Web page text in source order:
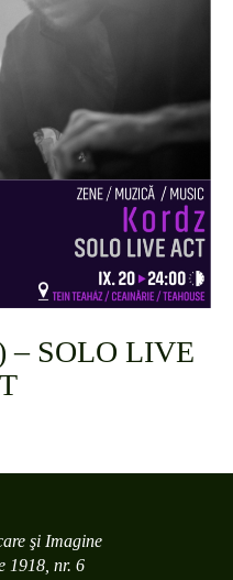
– SOLO LIVE
şi Imagine
1918, nr. 6